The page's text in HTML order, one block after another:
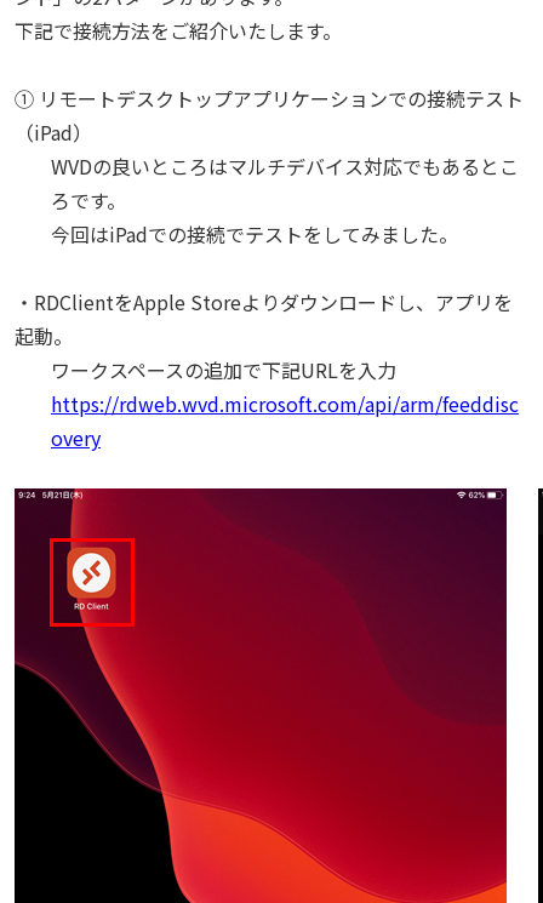
下記で接続方法をご紹介いたします。
① リモートデスクトップアプリケーションでの接続テスト
（iPad）
WVDの良いところはマルチデバイス対応でもあるとこ
ろです。
今回はiPadでの接続でテストをしてみました。
・RDClientをApple Storeよりダウンロードし、アプリを
起動。
ワークスペースの追加で下記URLを入力
https://rdweb.wvd.microsoft.com/api/arm/feeddisc
overy